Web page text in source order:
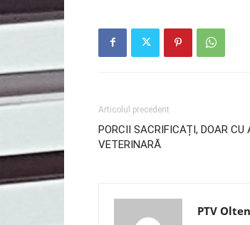
Articolul precedent
PORCII SACRIFICAȚI, DOAR CU
VETERINARĂ
PTV